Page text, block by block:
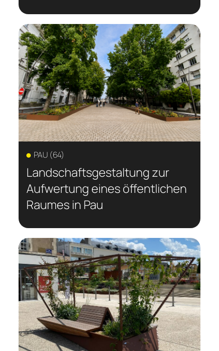
PAU (64)
Landschaftsgestaltung zur
Aufwertung eines öffentlichen
Raumes in Pau